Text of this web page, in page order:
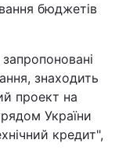
бюджетів
знаходить
проект на
України
кредит",